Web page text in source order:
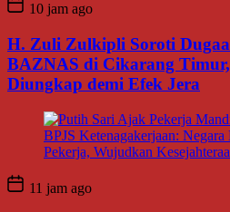
10 jam ago
H. Zuli Zulkipli Soroti
BAZNAS di Cikarang
Diungkap demi Efek Jera
11 jam ago